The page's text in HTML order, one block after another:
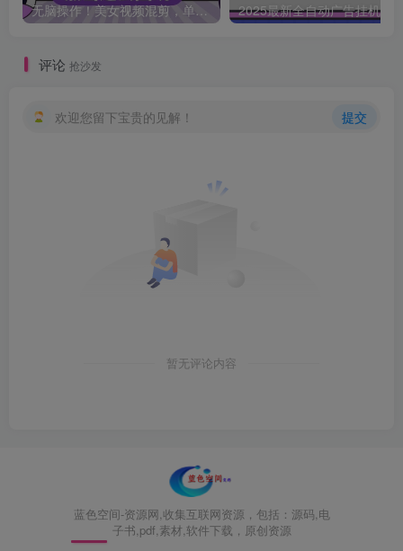
无脑操作！美女视频混剪，单号音乐任务轻松日入3张+
评论 抢沙发
欢迎您留下宝贵的见解！ 提交
暂无评论内容
蓝色空间-资源网,收集互联网资源，包括：源码,电
子书,pdf,素材,软件下载，原创资源